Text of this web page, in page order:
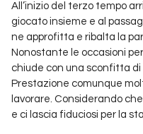
All’inizio del terzo tempo
giocato insieme e al
ne approfitta e ribalta la
Nonostante le occasioni
chiude con una sconfitta di
Prestazione comunque
lavorare. Considerando
e ci lascia fiduciosi per la